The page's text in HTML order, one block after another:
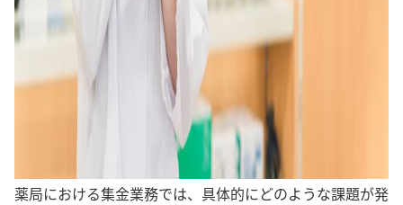
薬局における集金業務では、具体的にどのような課題が発